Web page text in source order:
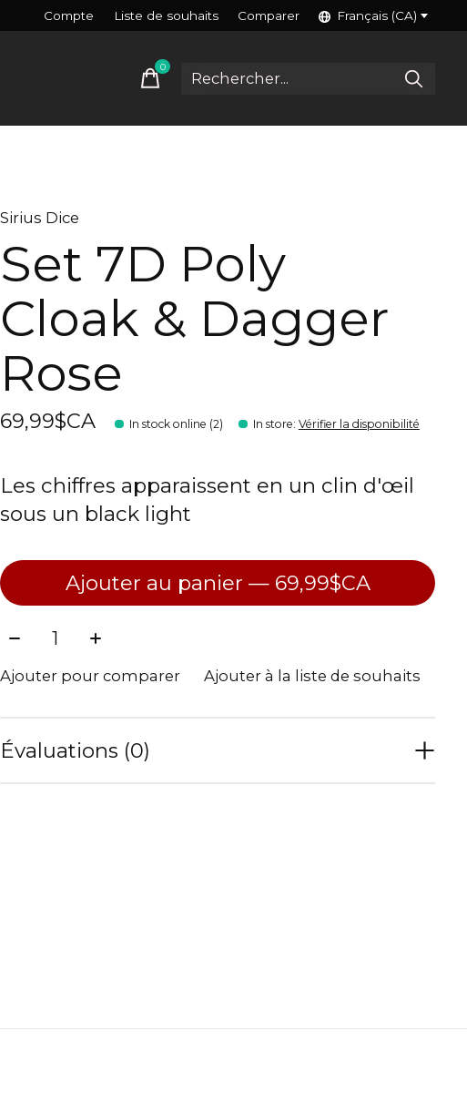
Compte Liste de souhaits Comparer Français (CA)
0items
Sirius Dice
Set 7D Poly
Cloak & Dagger
Rose
69,99$CA In stock online (2) In store: Vérifier la disponibilité
Les chiffres apparaissent en un clin d'œil
sous un black light
Ajouter au panier — 69,99$CA
Quantité:
Ajouter pour comparer Ajouter à la liste de souhaits
Évaluations (0)